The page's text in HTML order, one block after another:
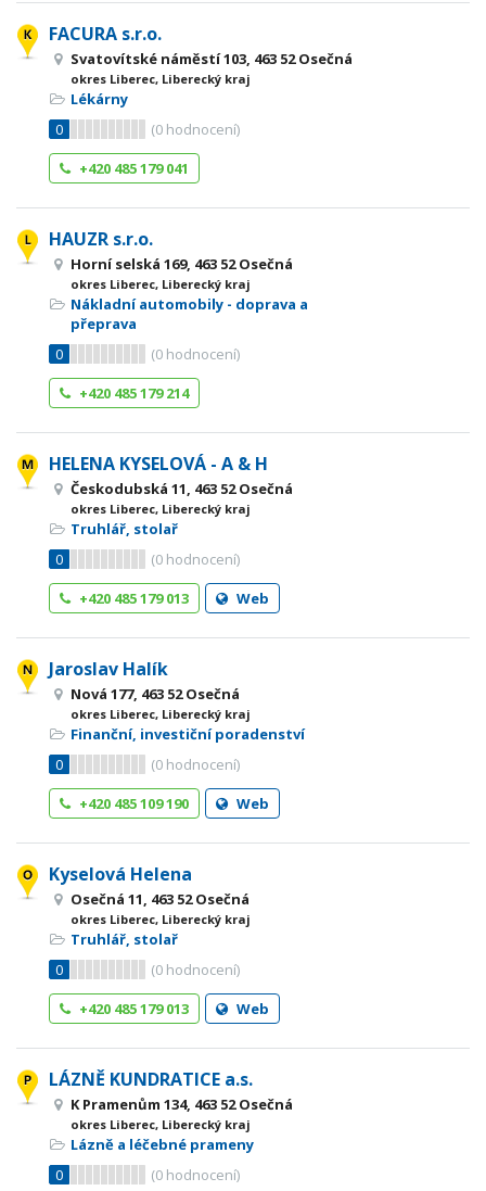
FACURA s.r.o.
Svatovítské náměstí 103, 463 52 Osečná
okres Liberec, Liberecký kraj
Lékárny
0
(0 hodnocení)
+420 485 179 041
HAUZR s.r.o.
Horní selská 169, 463 52 Osečná
okres Liberec, Liberecký kraj
Nákladní automobily - doprava a
přeprava
0
(0 hodnocení)
+420 485 179 214
HELENA KYSELOVÁ - A & H
Českodubská 11, 463 52 Osečná
okres Liberec, Liberecký kraj
Truhlář, stolař
0
(0 hodnocení)
+420 485 179 013
Web
Jaroslav Halík
Nová 177, 463 52 Osečná
okres Liberec, Liberecký kraj
Finanční, investiční poradenství
0
(0 hodnocení)
+420 485 109 190
Web
Kyselová Helena
Osečná 11, 463 52 Osečná
okres Liberec, Liberecký kraj
Truhlář, stolař
0
(0 hodnocení)
+420 485 179 013
Web
LÁZNĚ KUNDRATICE a.s.
K Pramenům 134, 463 52 Osečná
okres Liberec, Liberecký kraj
Lázně a léčebné prameny
0
(0 hodnocení)